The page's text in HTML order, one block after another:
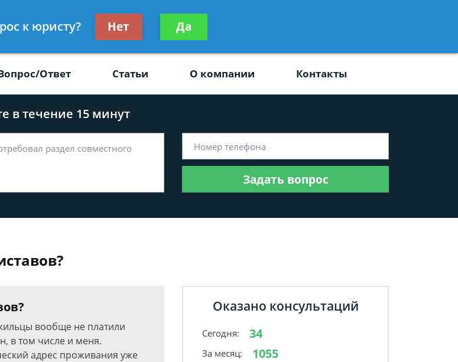
Получите консультацию
бесплатно
Ответ Статьи О компании Контакты
в течение 15 минут
Задать вопрос
вообще не платили
в том числе и меня.
адрес проживания уже
Оказано консультаций
Сегодня: 34
За месяц: 1055
к юристу? Нет Да